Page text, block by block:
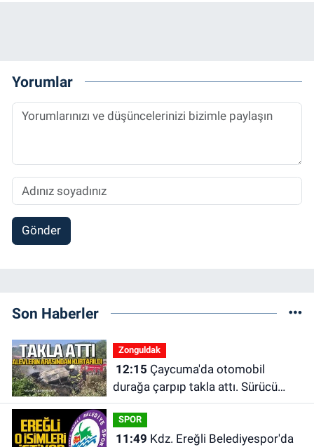
Yorumlar
Gönder
Son Haberler
Zonguldak
12:15
durağa çarpıp takla attı. Sürücü
alevlerin arasından kurtarıldı.
SPOR
11:49